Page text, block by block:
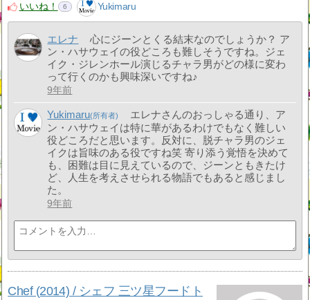
いいね！
6 Yukimaru
エレナ
心にジーンとくる結末なのでしょうか？ ア
ン・ハサウェイの役どころも難しそうですね。ジェ
イク・ジレンホール演じるチャラ男がどの様に変わ
って行くのかも興味深いですね♪
9年前
Yukimaru
エレナさんのおっしゃる通り、ア
ン・ハサウェイは特に華があるわけでもなく難しい
役どころだと思います。反対に、脱チャラ男のジェ
イクは旨味のある役ですね笑 寄り添う覚悟を決めて
も、困難は目に見えているので、ジーンともきたけ
ど、人生を考えさせられる物語でもあると感じまし
た。
9年前
Chef (2014) / シェフ 三ツ星フードト